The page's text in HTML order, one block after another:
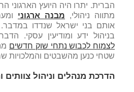
הברית. יתרו היה היועץ הארגוני
מתווה ניהולי, מבנה ארגוני
אותם בני ישראל שנדדו
בניהול ידע ומודיעין עסקי.
לצמוח לכבוש נתחי שוק חדשים
שטחי כנען מהשבטים והמלכויות
הדרכת מנהלים וניהול צוותים